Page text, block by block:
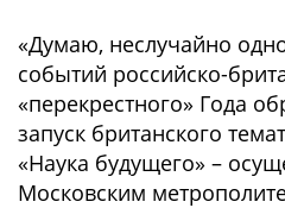
«Думаю, неслучайно
событий российско-
«перекрестного» Года
запуск британского
«Наука будущего» –
Московским